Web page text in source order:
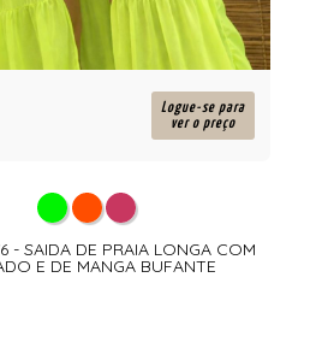
Logue-se para
ver o preço
- SAIDA DE PRAIA LONGA COM
E DE MANGA BUFANTE